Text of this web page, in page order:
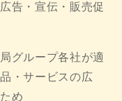
告・宣伝・販売促
グループ各社が適
・サービスの広
め